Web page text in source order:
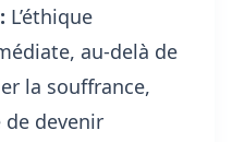
L’éthique
au-delà de
la souffrance,
de devenir